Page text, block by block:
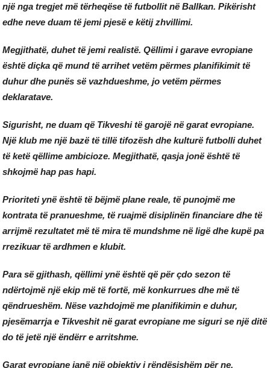
një nga tregjet më tërheqëse të futbollit në Ballkan. Pikërisht
edhe neve duam të jemi pjesë e këtij zhvillimi.
Megjithatë, duhet të jemi realistë. Qëllimi i garave evropiane
është diçka që mund të arrihet vetëm përmes planifikimit të
duhur dhe punës së vazhdueshme, jo vetëm përmes
deklaratave.
Sigurisht, ne duam që Tikveshi të garojë në garat evropiane.
Një klub me një bazë të tillë tifozësh dhe kulturë futbolli duhet
të ketë qëllime ambicioze. Megjithatë, qasja jonë është të
shkojmë hap pas hapi.
Prioriteti ynë është të bëjmë plane reale, të punojmë me
kontrata të pranueshme, të ruajmë disiplinën financiare dhe të
arrijmë rezultatet më të mira të mundshme në ligë dhe kupë pa
rrezikuar të ardhmen e klubit.
Para së gjithash, qëllimi ynë është që për çdo sezon të
ndërtojmë një ekip më të fortë, më konkurrues dhe më të
qëndrueshëm. Nëse vazhdojmë me planifikimin e duhur,
pjesëmarrja e Tikveshit në garat evropiane me siguri se një ditë
do të jetë një ëndërr e arritshme.
Garat evropiane janë një objektiv i rëndësishëm për ne.